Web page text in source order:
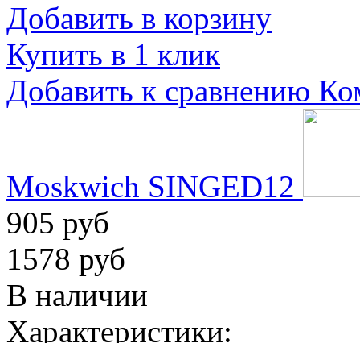
Добавить в корзину
Купить в 1 клик
Добавить к сравнению
Moskwich SINGED12
905 руб
1578 руб
В наличии
Характеристики: